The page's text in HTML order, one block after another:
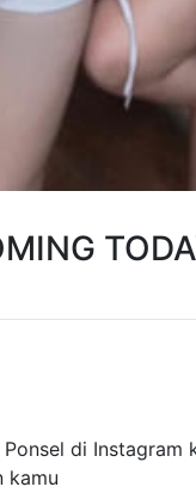
di Instagram
kamu